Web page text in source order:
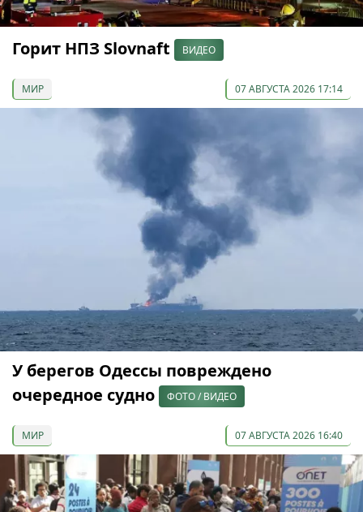
Горит НПЗ Slovnaft ВИДЕО
МИР 07 АВГУСТА 2026 17:14
У берегов Одессы повреждено
очередное судно
ФОТО / ВИДЕО
МИР 07 АВГУСТА 2026 16:40